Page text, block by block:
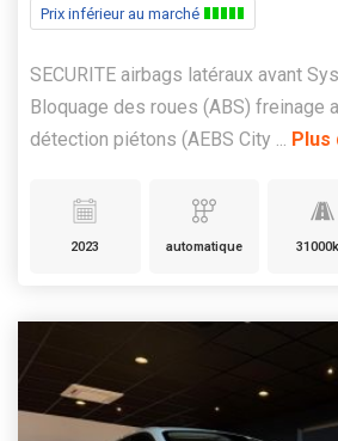
Prix inférieur au marché
SECURITE airbags latéraux avant
Bloquage des roues (ABS) freinage
détection piétons (AEBS City ...
2023 automatique